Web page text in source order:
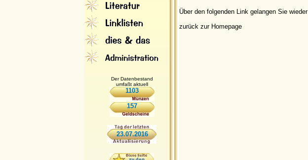
Der Datenbestand
umfaßt aktuell
1103
157
23.07.2016
Über den folgenden Link gelangen Sie wieder
zurück zur Homepage